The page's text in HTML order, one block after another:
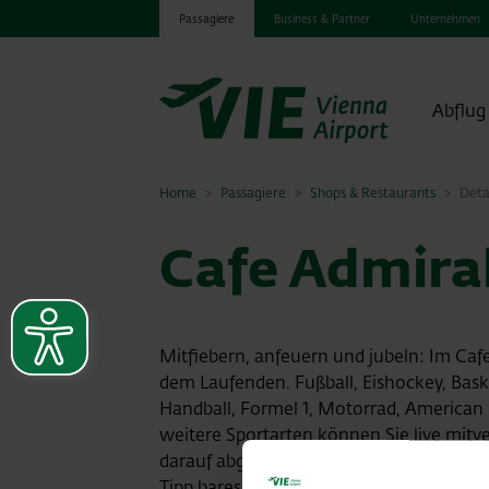
Passagiere Business & Partner Unternehmen
Home Passagiere Shops & Restaurants
Cafe
Mitfiebern, anfeuern und jubeln: Im
dem Laufenden. Fußball, Eishockey,
Handball, Formel 1, Motorrad,
weitere Sportarten können Sie live
darauf abgeben. Denn bei Admiral